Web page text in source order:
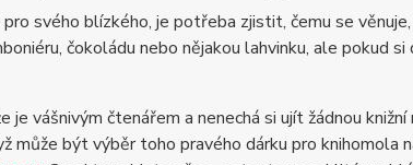
svého blízkého, je potřeba zjistit, čemu se
čokoládu nebo nějakou lahvinku, ale pokud
je vášnivým čtenářem a nenechá si ujít žádnou
může být výběr toho pravého dárku pro knihomola